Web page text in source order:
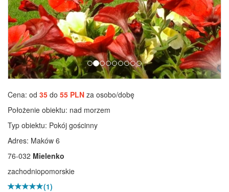
Cena: od 35 do 55 PLN za osobo/dobę
Położenie obiektu: nad morzem
Typ obiektu: Pokój gościnny
Adres: Maków 6
76-032 Mielenko
zachodniopomorskie
(1)